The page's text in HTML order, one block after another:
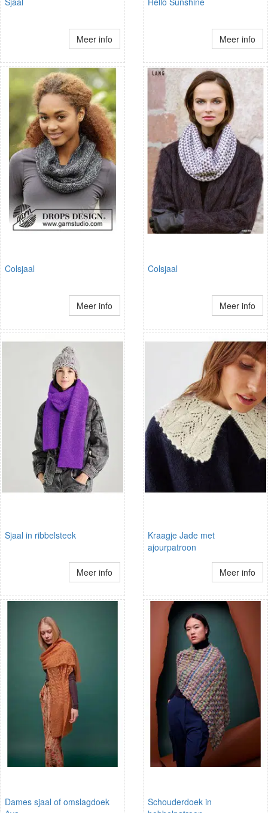
Meer info Meer info
Colsjaal
Meer info
Colsjaal
Meer info
Sjaal in ribbelsteek
Meer info
Kraagje Jade met
ajourpatroon
Meer info
Dames sjaal of omslagdoek
Schouderdoek in